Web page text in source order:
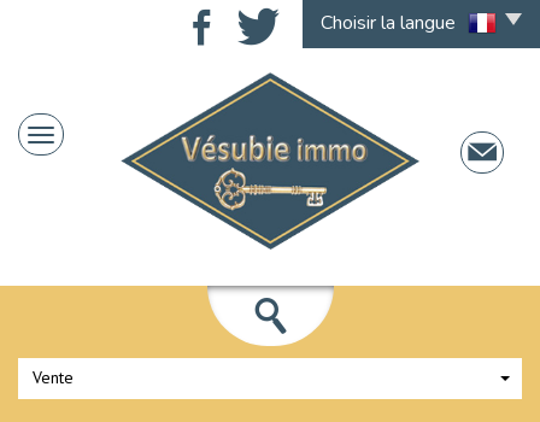
Choisir la langue
Vente